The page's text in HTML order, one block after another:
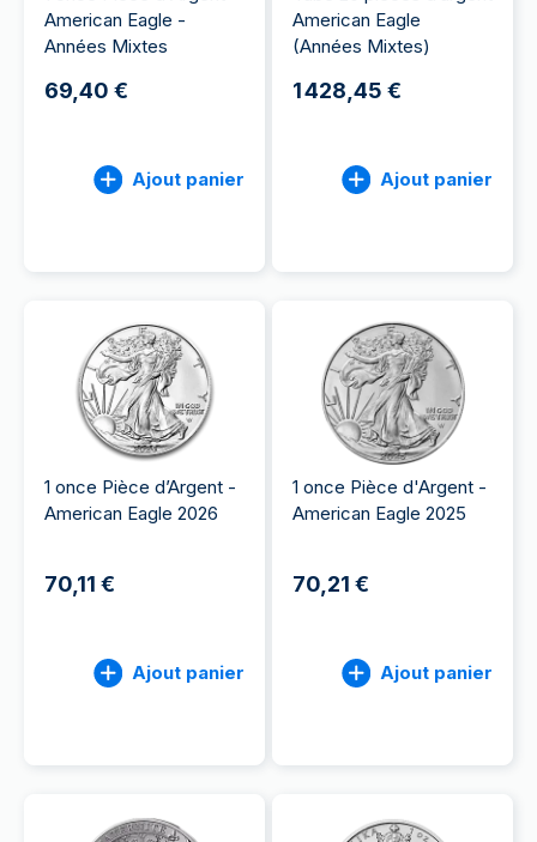
American Eagle -
Années Mixtes
69,40 €
Ajout panier
American Eagle
(Années Mixtes)
1 428,45 €
Ajout panier
1 once Pièce d’Argent -
American Eagle 2026
70,11 €
Ajout panier
1 once Pièce d'Argent -
American Eagle 2025
70,21 €
Ajout panier